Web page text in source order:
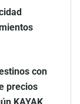
con
precios
KAYAK